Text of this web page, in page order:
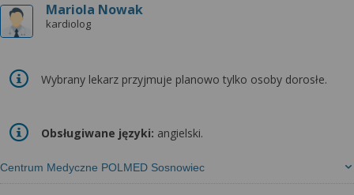
Mariola Nowak
kardiolog
Centrum Medyczne POLMED Sosnowiec
Wybrany lekarz przyjmuje planowo tylko osoby dorosłe.
Obsługiwane języki: angielski.